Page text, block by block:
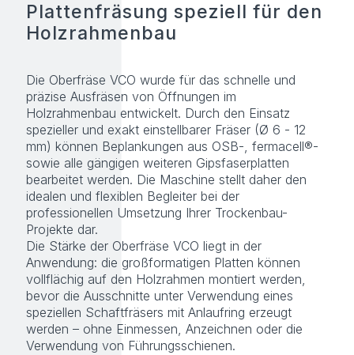
Plattenfräsung speziell für den
Holzrahmenbau
Die Oberfräse VCO wurde für das schnelle und
präzise Ausfräsen von Öffnungen im
Holzrahmenbau entwickelt. Durch den Einsatz
spezieller und exakt einstellbarer Fräser (Ø 6 - 12
mm) können Beplankungen aus OSB-, fermacell®-
sowie alle gängigen weiteren Gipsfaserplatten
bearbeitet werden. Die Maschine stellt daher den
idealen und flexiblen Begleiter bei der
professionellen Umsetzung Ihrer Trockenbau-
Projekte dar.
Die Stärke der Oberfräse VCO liegt in der
Anwendung: die großformatigen Platten können
vollflächig auf den Holzrahmen montiert werden,
bevor die Ausschnitte unter Verwendung eines
speziellen Schaftfräsers mit Anlaufring erzeugt
werden – ohne Einmessen, Anzeichnen oder die
Verwendung von Führungsschienen.